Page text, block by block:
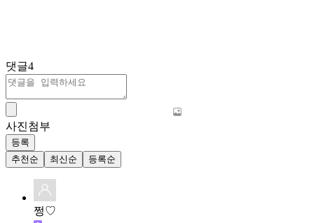
댓글4
사진첨부
등록
추천순
최신순 등록순
쩡♡